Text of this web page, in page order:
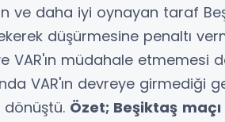
ve daha iyi oynayan taraf
düşürmesine penaltı
VAR'ın müdahale etmemesi
VAR'ın devreye girmediği
Özet; Beşiktaş